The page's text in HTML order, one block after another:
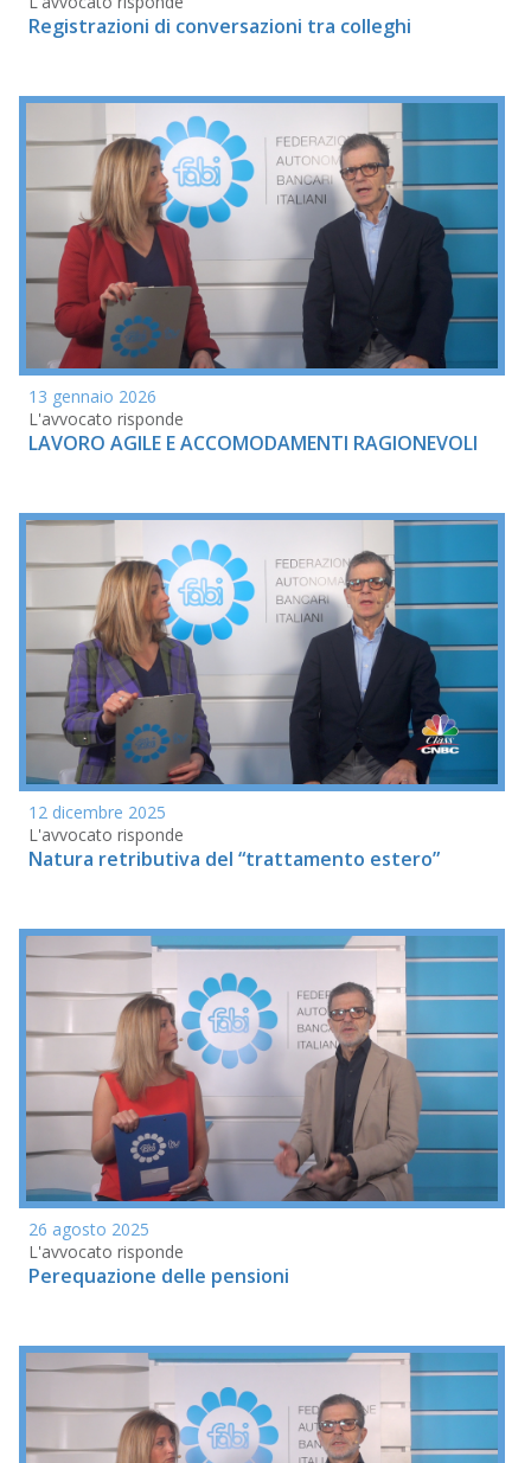
Registrazioni di conversazioni tra colleghi
13 gennaio 2026
L'avvocato risponde
LAVORO AGILE E ACCOMODAMENTI RAGIONEVOLI
12 dicembre 2025
L'avvocato risponde
Natura retributiva del “trattamento estero”
26 agosto 2025
L'avvocato risponde
Perequazione delle pensioni